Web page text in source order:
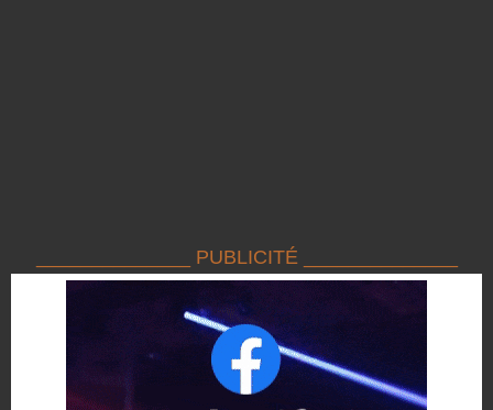
______________ PUBLICITÉ ______________